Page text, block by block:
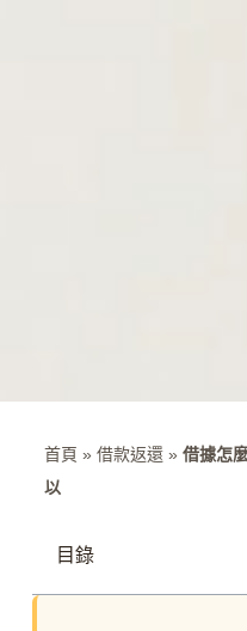
首頁 » 借款返還» 借據怎
以
目錄